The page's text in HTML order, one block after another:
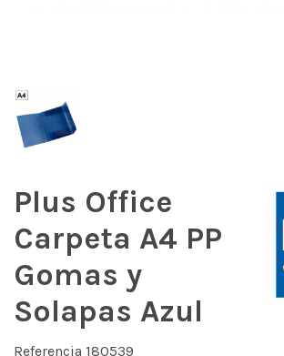
Plus Office
Carpeta A4 PP
Gomas y
Solapas Azul
Referencia 180539